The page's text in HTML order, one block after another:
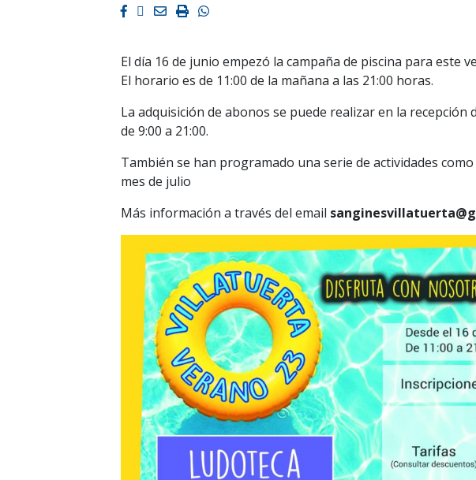
Facebook
Twitter
EmailImprimirWhatsapp
El día 16 de junio empezó la campaña de piscina para este
El horario es de 11:00 de la mañana a las 21:00 horas.
La adquisición de abonos se puede realizar en la recepción
de 9:00 a 21:00.
También se han programado una serie de actividades
mes de julio
Más información a través del email